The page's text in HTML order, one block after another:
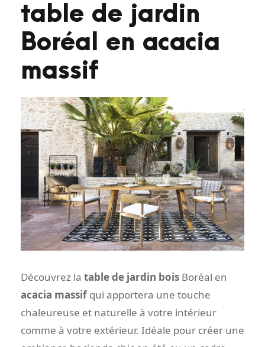
table de jardin
Boréal en acacia
massif
Découvrez la table de jardin bois Boréal en
acacia massif qui apportera une touche
chaleureuse et naturelle à votre intérieur
comme à votre extérieur. Idéale pour créer une